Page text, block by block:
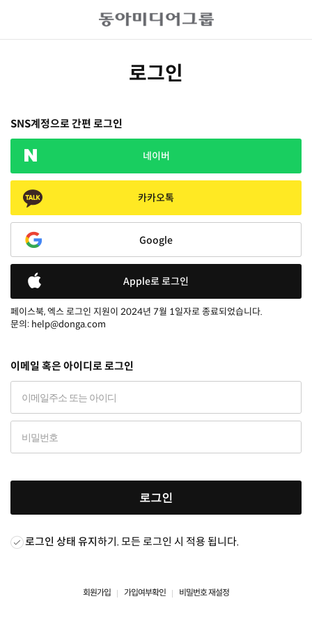
로그인
SNS계정으로 간편 로그인
네이버
카카오톡
Google
Apple로 로그인
페이스북, 엑스 로그인 지원이 2024년 7월 1일자로 종료되었습니다.
문의: help@donga.com
이메일 혹은 아이디로 로그인
로그인
로그인 상태 유지하기. 모든 로그인 시 적용 됩니다.
회원가입 가입여부확인 비밀번호 재설정